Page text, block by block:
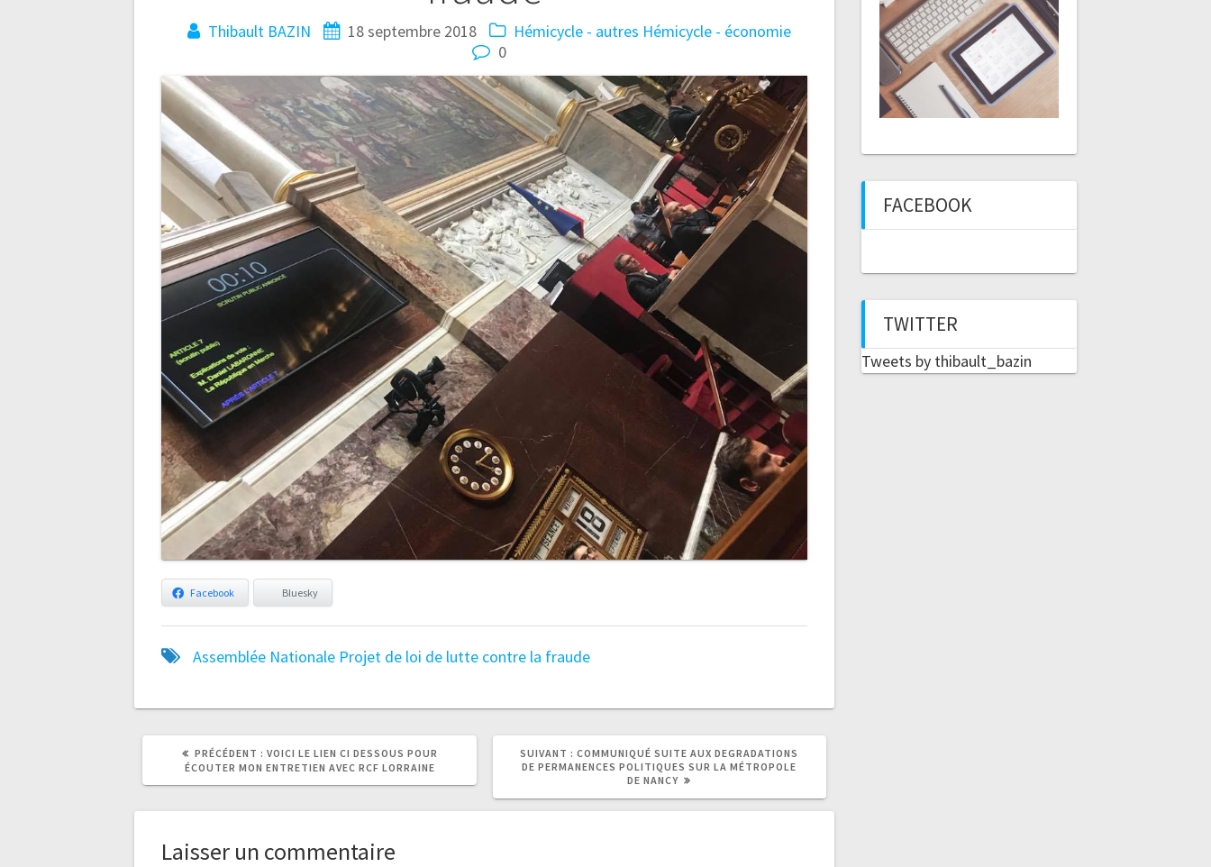
Thibault BAZIN 18 septembre 2018 Hémicycle - autres Hémicycle - économie
0
Facebook Bluesky
Assemblée Nationale Projet de loi de lutte contre la fraude
PRÉCÉDENT :
ARTICLE
PRÉCÉDENT
VOICI LE LIEN CI DESSOUS POUR
ÉCOUTER MON ENTRETIEN AVEC RCF LORRAINE
SUIVANT :
ARTICLE
COMMUNIQUÉ SUITE AUX DEGRADATIONS
DE PERMANENCES POLITIQUES SUR LA MÉTROPOLE
DE NANCY
Laisser un commentaire
FACEBOOK
TWITTER
Tweets by thibault_bazin